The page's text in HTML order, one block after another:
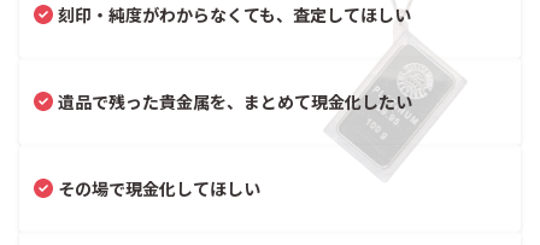
刻印・純度がわからなくても、査定してほしい
遺品で残った貴金属を、まとめて現金化したい
その場で現金化してほしい